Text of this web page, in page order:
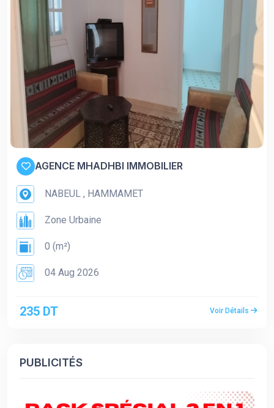
AGENCE MHADHBI IMMOBILIER
NABEUL , HAMMAMET
Zone Urbaine
0 (m²)
04 Aug 2026
235 DT Voir Détails
PUBLICITÉS